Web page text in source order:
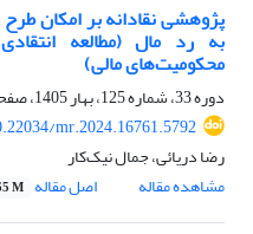
پژوهشی نقادانه بر امکان
محکومیت‌های مالی)
دوره 33، شماره 125، بهار 1405، صفحه
mr.2024.16761.5792
رضا دریائی، جمال نیک‌کار
مشاهده مقاله
اصل مقاله M